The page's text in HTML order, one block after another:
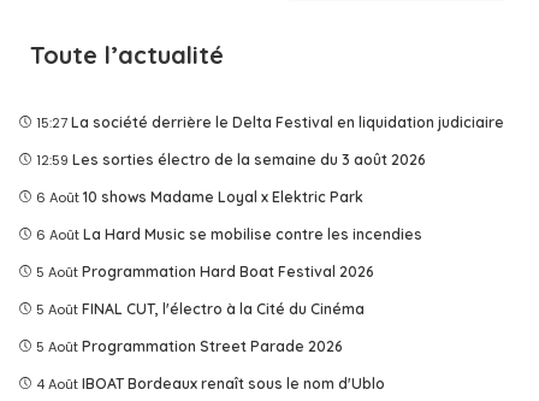
Toute l’actualité
15:27 La société derrière le Delta Festival en liquidation judiciaire
12:59 Les sorties électro de la semaine du 3 août 2026
6 Août 10 shows Madame Loyal x Elektric Park
6 Août La Hard Music se mobilise contre les incendies
5 Août Programmation Hard Boat Festival 2026
5 Août FINAL CUT, l'électro à la Cité du Cinéma
5 Août Programmation Street Parade 2026
4 Août IBOAT Bordeaux renaît sous le nom d'Ublo